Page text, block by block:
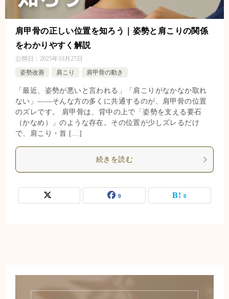
肩甲骨の正しい位置を知ろう｜姿勢と肩こりの関係
をわかりやすく解説
公開日： 2025年10月27日
姿勢改善
肩こり 肩甲骨の動き
「最近、姿勢が悪いと言われる」「肩こりがなかなか取れ
ない」——そんな方の多くに共通するのが、肩甲骨の位置
のズレです。 肩甲骨は、背中の上で「姿勢を支える要石
（かなめ）」のような存在。その位置が少しズレるだけ
で、肩こり・首 […]
続きを読む
0 0